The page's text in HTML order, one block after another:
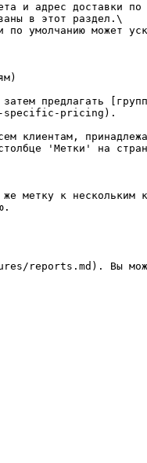
и адрес доставки
в этот раздел.\
по умолчанию может
затем предлагать
specific-pricing).
клиентам,
'Метки' на
метку к